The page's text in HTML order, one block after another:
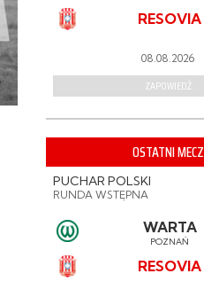
RESOVIA
08.08.2026
ZAPOWIEDŹ
OSTATNI MECZ
PUCHAR POLSKI
RUNDA WSTĘPNA
WARTA
POZNAŃ
RESOVIA